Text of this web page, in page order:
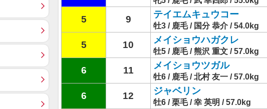
5 9 テイエムキュウコー
牡3 / 鹿毛 / 国分 恭介 / 54.0kg
5 10 メイショウハガクレ
牡5 / 鹿毛 / 熊沢 重文 / 57.0kg
6 11 メイショウツガル
牡6 / 鹿毛 / 北村 友一 / 57.0kg
6 12 ジャベリン
牡6 / 栗毛 / 幸 英明 / 57.0kg